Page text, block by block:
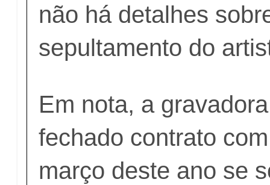
não há detalhes
sepultamento do
Em nota, a
fechado contrato
março deste ano se